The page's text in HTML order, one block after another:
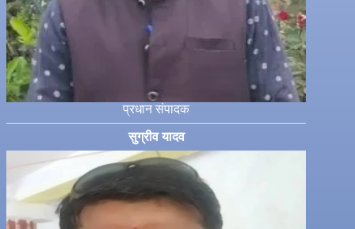
प्रधान संपादक
सुग्रीव यादव